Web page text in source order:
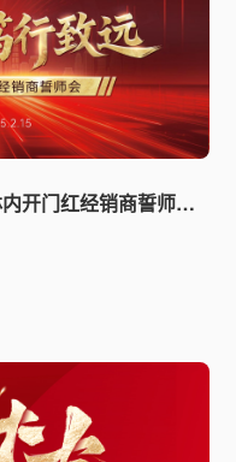
橙风破浪 笃行致远 | 四川碧橙“林内开门红经销商誓师会”圆满落幕！